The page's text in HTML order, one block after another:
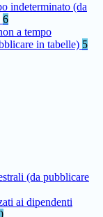
indeterminato (da
6
a tempo
in tabelle) 5
(da pubblicare
ai dipendenti